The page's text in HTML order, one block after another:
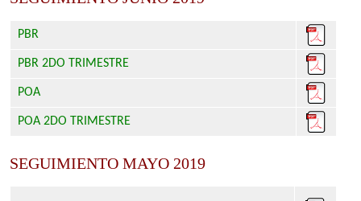
PBR
PBR 2DO TRIMESTRE
POA
POA 2DO TRIMESTRE
SEGUIMIENTO MAYO 2019